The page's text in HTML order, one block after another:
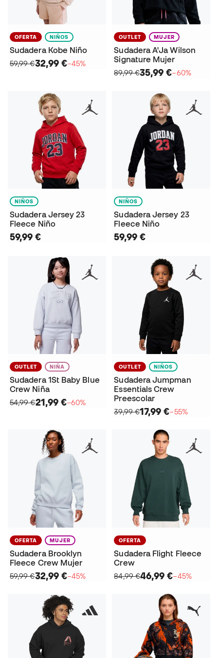
OFERTA NIÑOS
Sudadera Kobe Niño
59,99 €32,99 €−45%
OUTLET MUJER
Sudadera A'Ja Wilson
Signature Mujer
89,99 €35,99 €−60%
NIÑOS
Sudadera Jersey 23
Fleece Niño
59,99 €
NIÑOS
Sudadera Jersey 23
Fleece Niño
59,99 €
OUTLET NIÑA
Sudadera 1St Baby Blue
Crew Niña
54,99 €21,99 €−60%
OUTLET NIÑOS
Sudadera Jumpman
Essentials Crew
Preescolar
39,99 €17,99 €−55%
OFERTA MUJER
Sudadera Brooklyn
Fleece Crew Mujer
59,99 €32,99 €−45%
OFERTA
Sudadera Flight Fleece
Crew
84,99 €46,99 €−45%